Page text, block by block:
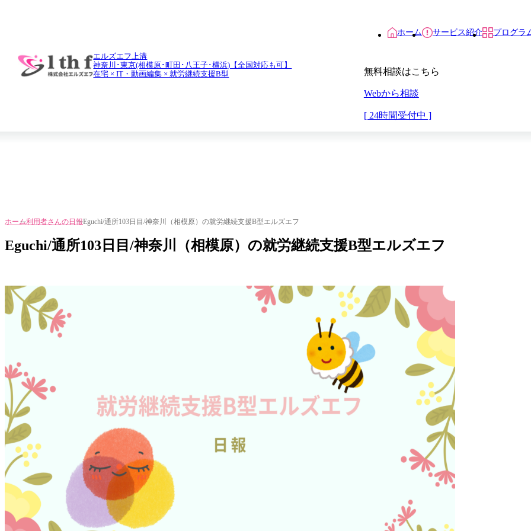
エルズエフ上溝
神奈川･東京(相模原･町田･八王子･横浜)【全国対応も可】
在宅 × IT・動画編集 × 就労継続支援B型
ホーム サービス紹介 プログラ
無料相談はこちら
Webから相談
[ 24時間受付中 ]
ホーム利用者さんの日報Eguchi/通所103日目/神奈川（相模原）の就労継続支援B型エルズエフ
Eguchi/通所103日目/神奈川（相模原）の就労継続支援B型エルズエフ